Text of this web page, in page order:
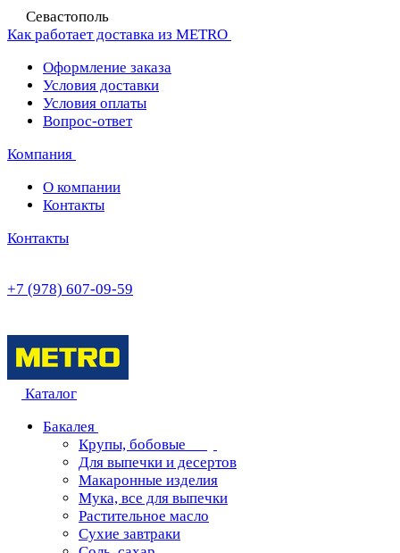
Севастополь
Как работает доставка из METRO
Оформление заказа
Условия доставки
Условия оплаты
Вопрос-ответ
Компания
О компании
Контакты
Контакты
+7 (978) 607-09-59
Каталог
Бакалея
Крупы, бобовые
Для выпечки и десертов
Макаронные изделия
Мука, все для выпечки
Растительное масло
Сухие завтраки